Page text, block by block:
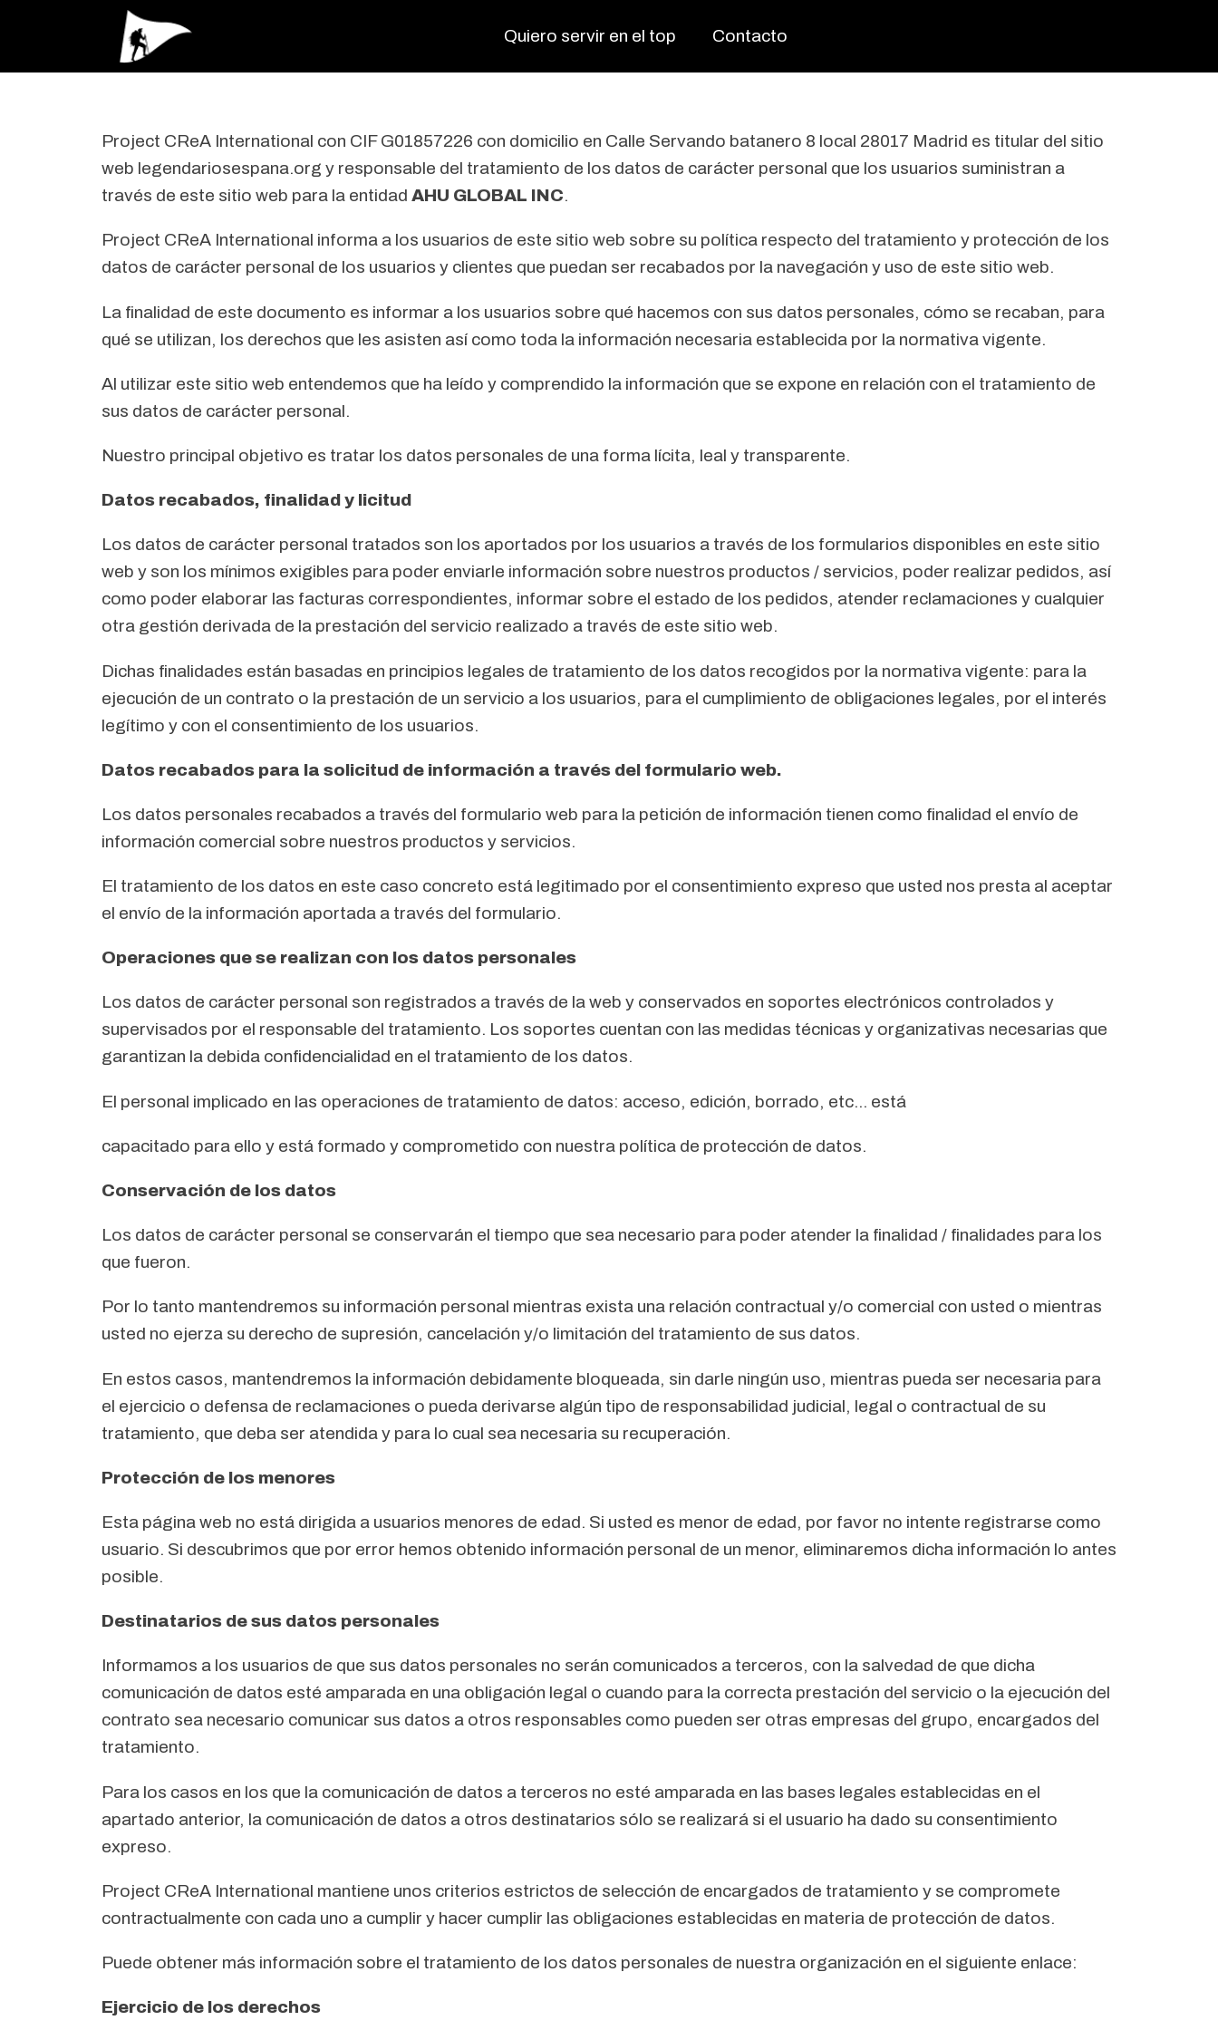
Quiero servir en el top Contacto
Project CReA International con CIF G01857226 con domicilio en Calle Servando batanero 8 local 28017 Madrid es titular del sitio
web legendariosespana.org y responsable del tratamiento de los datos de carácter personal que los usuarios suministran a
través de este sitio web para la entidad AHU GLOBAL INC.
Project CReA International informa a los usuarios de este sitio web sobre su política respecto del tratamiento y protección de los
datos de carácter personal de los usuarios y clientes que puedan ser recabados por la navegación y uso de este sitio web.
La finalidad de este documento es informar a los usuarios sobre qué hacemos con sus datos personales, cómo se recaban, para
qué se utilizan, los derechos que les asisten así como toda la información necesaria establecida por la normativa vigente.
Al utilizar este sitio web entendemos que ha leído y comprendido la información que se expone en relación con el tratamiento de
sus datos de carácter personal.
Nuestro principal objetivo es tratar los datos personales de una forma lícita, leal y transparente.
Datos recabados, finalidad y licitud
Los datos de carácter personal tratados son los aportados por los usuarios a través de los formularios disponibles en este sitio
web y son los mínimos exigibles para poder enviarle información sobre nuestros productos / servicios, poder realizar pedidos, así
como poder elaborar las facturas correspondientes, informar sobre el estado de los pedidos, atender reclamaciones y cualquier
otra gestión derivada de la prestación del servicio realizado a través de este sitio web.
Dichas finalidades están basadas en principios legales de tratamiento de los datos recogidos por la normativa vigente: para la
ejecución de un contrato o la prestación de un servicio a los usuarios, para el cumplimiento de obligaciones legales, por el interés
legítimo y con el consentimiento de los usuarios.
Datos recabados para la solicitud de información a través del formulario web.
Los datos personales recabados a través del formulario web para la petición de información tienen como finalidad el envío de
información comercial sobre nuestros productos y servicios.
El tratamiento de los datos en este caso concreto está legitimado por el consentimiento expreso que usted nos presta al aceptar
el envío de la información aportada a través del formulario.
Operaciones que se realizan con los datos personales
Los datos de carácter personal son registrados a través de la web y conservados en soportes electrónicos controlados y
supervisados por el responsable del tratamiento. Los soportes cuentan con las medidas técnicas y organizativas necesarias que
garantizan la debida confidencialidad en el tratamiento de los datos.
El personal implicado en las operaciones de tratamiento de datos: acceso, edición, borrado, etc... está
capacitado para ello y está formado y comprometido con nuestra política de protección de datos.
Conservación de los datos
Los datos de carácter personal se conservarán el tiempo que sea necesario para poder atender la finalidad / finalidades para los
que fueron.
Por lo tanto mantendremos su información personal mientras exista una relación contractual y/o comercial con usted o mientras
usted no ejerza su derecho de supresión, cancelación y/o limitación del tratamiento de sus datos.
En estos casos, mantendremos la información debidamente bloqueada, sin darle ningún uso, mientras pueda ser necesaria para
el ejercicio o defensa de reclamaciones o pueda derivarse algún tipo de responsabilidad judicial, legal o contractual de su
tratamiento, que deba ser atendida y para lo cual sea necesaria su recuperación.
Protección de los menores
Esta página web no está dirigida a usuarios menores de edad. Si usted es menor de edad, por favor no intente registrarse como
usuario. Si descubrimos que por error hemos obtenido información personal de un menor, eliminaremos dicha información lo antes
posible.
Destinatarios de sus datos personales
Informamos a los usuarios de que sus datos personales no serán comunicados a terceros, con la salvedad de que dicha
comunicación de datos esté amparada en una obligación legal o cuando para la correcta prestación del servicio o la ejecución del
contrato sea necesario comunicar sus datos a otros responsables como pueden ser otras empresas del grupo, encargados del
tratamiento.
Para los casos en los que la comunicación de datos a terceros no esté amparada en las bases legales establecidas en el
apartado anterior, la comunicación de datos a otros destinatarios sólo se realizará si el usuario ha dado su consentimiento
expreso.
Project CReA International mantiene unos criterios estrictos de selección de encargados de tratamiento y se compromete
contractualmente con cada uno a cumplir y hacer cumplir las obligaciones establecidas en materia de protección de datos.
Puede obtener más información sobre el tratamiento de los datos personales de nuestra organización en el siguiente enlace:
Ejercicio de los derechos